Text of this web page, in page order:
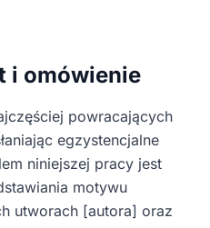
i omówienie
powracających
egzystencjalne
niniejszej pracy jest
motywu
utworach [autora] oraz